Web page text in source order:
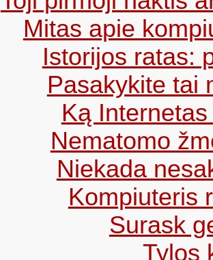
Mitas apie
Istorijos ratas:
Pasakykite tai
Ką
Nematomo
Niekada
Kompiuteris
Surask
Tylos